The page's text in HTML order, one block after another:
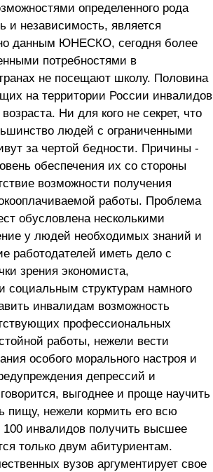
определенного рода
и независимость, является
данным ЮНЕСКО, сегодня более
потребностями в
не посещают школу. Половина
на территории России инвалидов
Ни для кого не секрет, что
людей с ограниченными
за чертой бедности. Причины -
обеспечения их со стороны
возможности получения
работы. Проблема
обусловлена несколькими
у людей необходимых знаний и
работодателей иметь дело с
зрения экономиста,
социальным структурам намного
инвалидам возможность
профессиональных
работы, нежели вести
особого морального настроя и
депрессий и
выгоднее и проще научить
пищу, нежели кормить его всю
100 инвалидов получить высшее
только двум абитуриентам.
вузов аргументирует свое